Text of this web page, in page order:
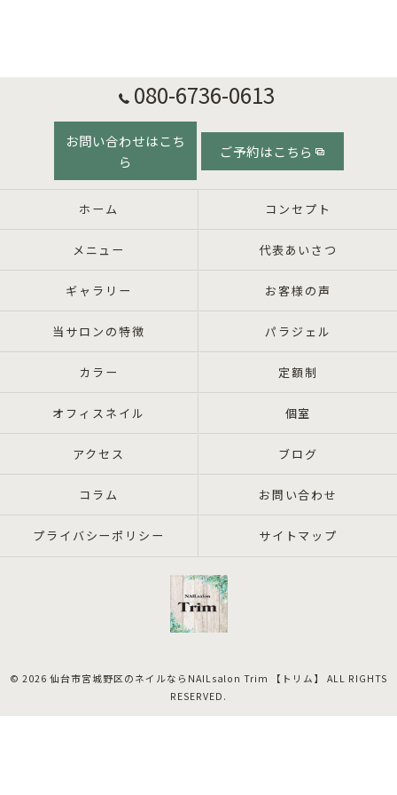
080-6736-0613
お問い合わせはこち
ら
ご予約はこちら
ホーム コンセプト
メニュー 代表あいさつ
ギャラリー お客様の声
当サロンの特徴 パラジェル
カラー 定額制
オフィスネイル 個室
アクセス ブログ
コラム お問い合わせ
プライバシーポリシー サイトマップ
© 2026 仙台市宮城野区のネイルならNAILsalon Trim 【トリム】 ALL RIGHTS
RESERVED.